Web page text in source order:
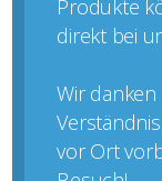
Produkte
direkt bei
Wir
vor Ort